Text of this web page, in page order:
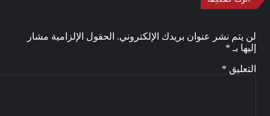
لن يتم نشر عنوان بريدك الإلكتروني.
الحقول الإلزامية مشار
إليها بـ *
التعليق *